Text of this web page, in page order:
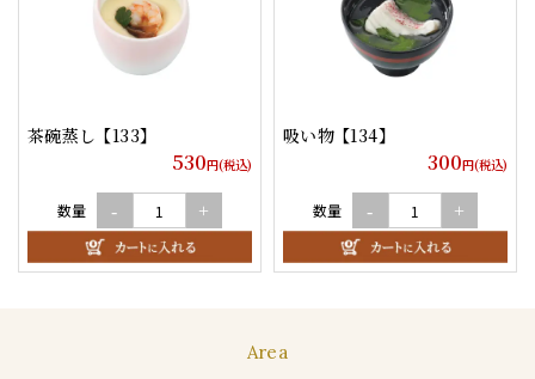
茶碗蒸し 【133】
530円(税込)
数量 - +
吸い物 【134】
300円(税込)
数量 - +
Area